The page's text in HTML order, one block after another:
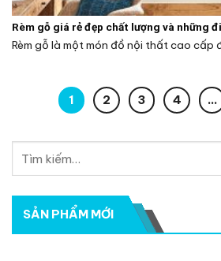
Rèm gỗ giá rẻ đẹp chất lượng và những
Rèm gỗ là một món đồ nội thất cao cấp
1 2 3 4 …
SẢN PHẨM MỚI